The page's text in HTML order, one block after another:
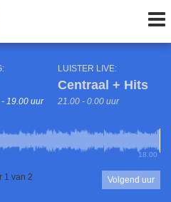
19.00 uur
LUISTER LIVE:
Centraal + Hits
21.00 - 0.00 uur
18.00
1 van 2 Volgend uur